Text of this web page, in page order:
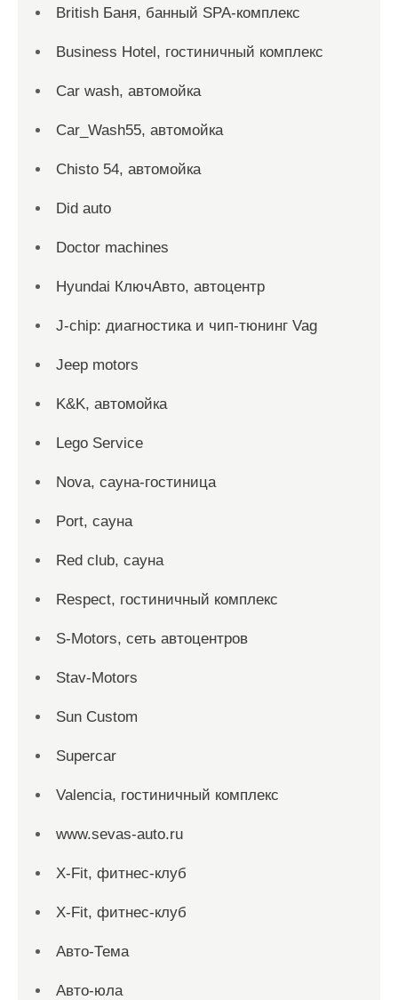
British Баня, банный SPA-комплекс
Business Hotel, гостиничный комплекс
Car wash, автомойка
Car_Wash55, автомойка
Chisto 54, автомойка
Did auto
Doctor machines
Hyundai КлючАвто, автоцентр
J-chip: диагностика и чип-тюнинг Vag
Jeep motors
K&K, автомойка
Lego Service
Nova, сауна-гостиница
Port, сауна
Red сlub, сауна
Respect, гостиничный комплекс
S-Motors, сеть автоцентров
Stav-Motors
Sun Custom
Supercar
Valencia, гостиничный комплекс
www.sevas-auto.ru
X-Fit, фитнес-клуб
X-Fit, фитнес-клуб
Авто-Тема
Авто-юла